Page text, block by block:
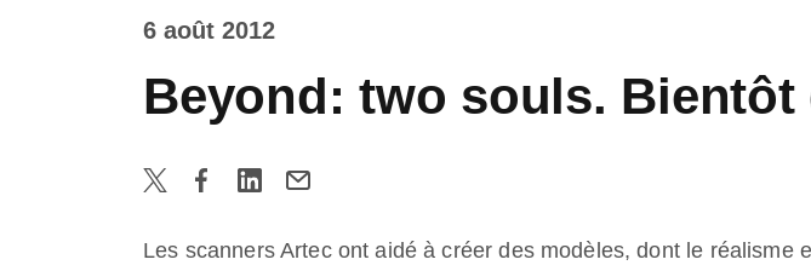
6 août 2012
Beyond: two souls.
Les scanners Artec ont aidé à créer des modèles, dont le réalisme